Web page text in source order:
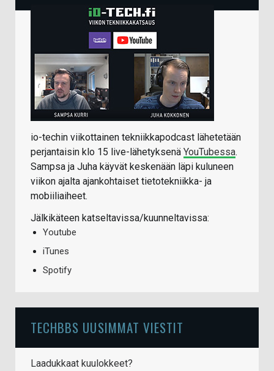
io-techin viikottainen tekniikkapodcast lähetetään
perjantaisin klo 15 live-lähetyksenä YouTubessa.
Sampsa ja Juha käyvät keskenään läpi kuluneen
viikon ajalta ajankohtaiset tietotekniikka- ja
mobiiliaiheet.
Jälkikäteen katseltavissa/kuunneltavissa:
Youtube
iTunes
Spotify
TECHBBS UUSIMMAT VIESTIT
Laadukkaat kuulokkeet?